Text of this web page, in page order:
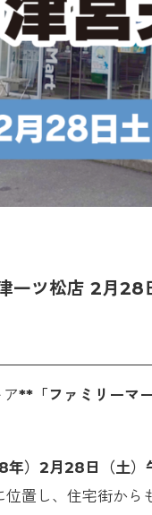
一ツ松店 2月28
**「ファミリーマ
年）2月28日（土）
置し、住宅街か